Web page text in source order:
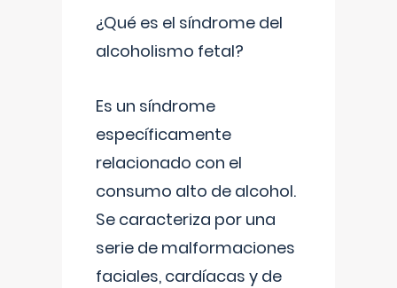
¿Qué es el síndrome del
alcoholismo fetal?
Es un síndrome
específicamente
relacionado con el
consumo alto de alcohol.
Se caracteriza por una
serie de malformaciones
faciales, cardíacas y de